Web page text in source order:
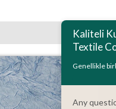
Kaliteli
Textile
Genellikle
Any